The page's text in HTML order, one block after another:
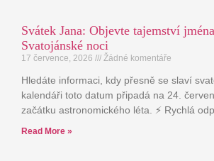
Svátek Jana: Objevte tajemství
Svatojánské noci
17 července, 2026 Žádné komentáře
Hledáte informaci, kdy přesně se slaví
kalendáři toto datum připadá na 24.
začátku astronomického léta. ⚡ Rychlá
Read More »